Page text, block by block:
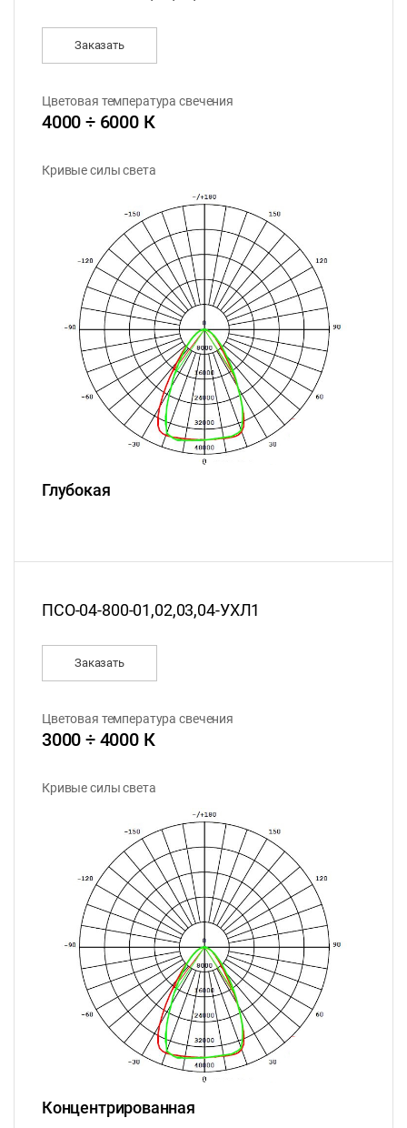
Заказать
Цветовая температура свечения
4000 ÷ 6000 К
Кривые силы света
Глубокая
ПСО-04-800-01,02,03,04-УХЛ1
Заказать
Цветовая температура свечения
3000 ÷ 4000 К
Кривые силы света
Концентрированная